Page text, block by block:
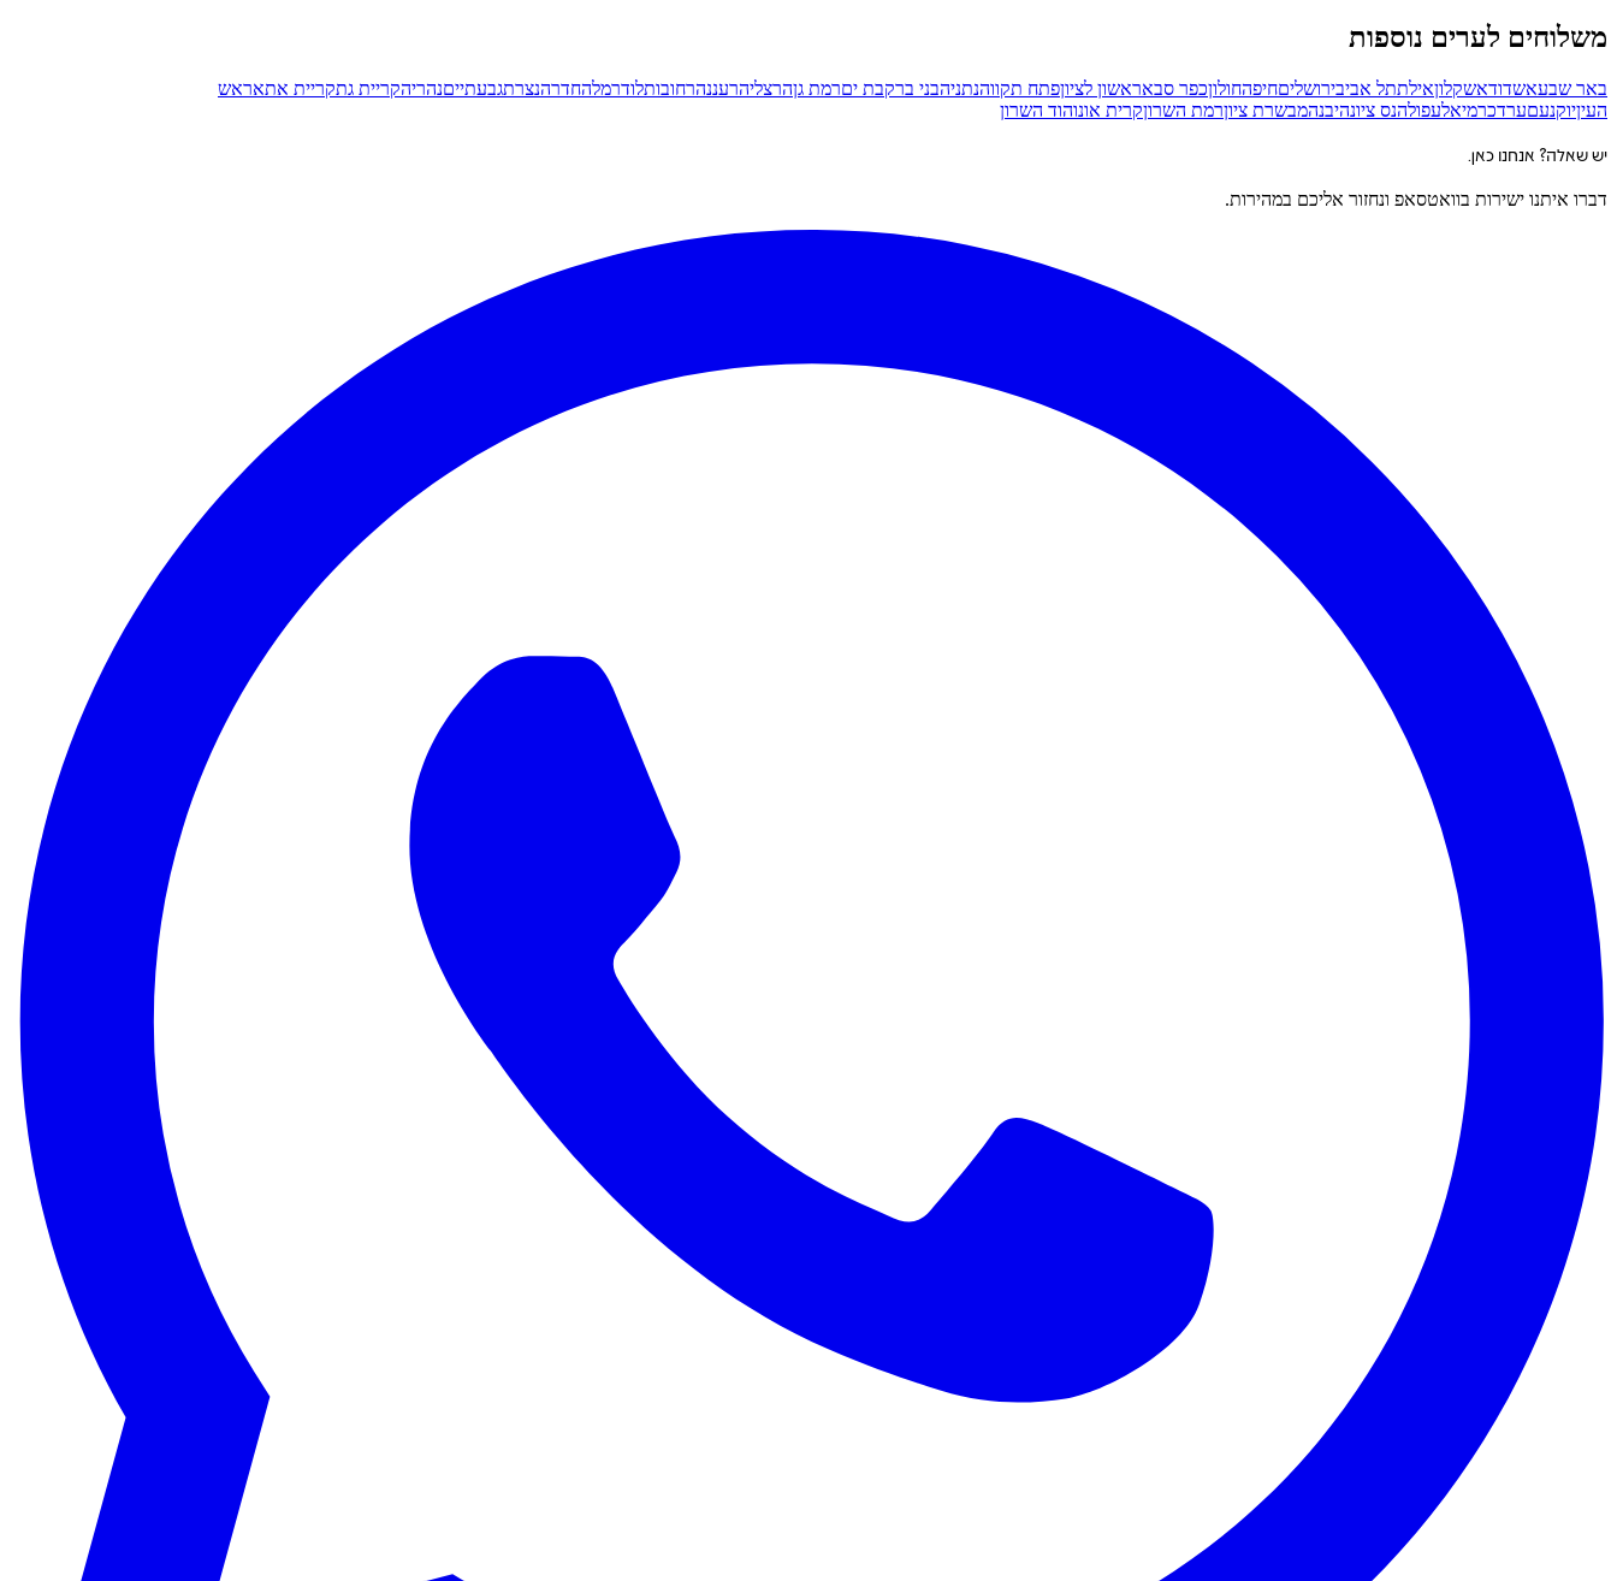
משלוחים לערים נוספות
באר שבעאשדודאשקלוןאילתתל אביבירושליםחיפהחולוןכפר סבאראשון לציוןפתח תקווהנתניהבני ברקבת יםרמת גןהרצליהרעננהרחובותלודרמלהחדרהנצרתגבעתייםנהריהקריית גתקריית אתאראש
העיןיוקנעםערדכרמיאלעפולהנס ציונהיבנהמבשרת ציוןרמת השרוןקרית אונוהוד השרון
יש שאלה? אנחנו כאן.
דברו איתנו ישירות בוואטסאפ ונחזור אליכם במהירות.